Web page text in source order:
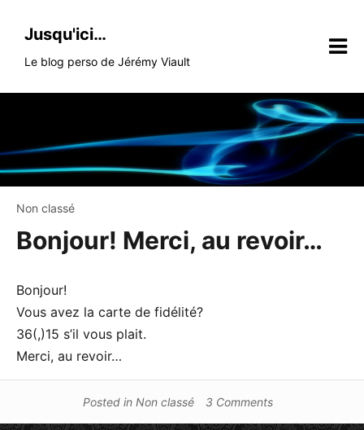
Jusqu'ici…
Le blog perso de Jérémy Viault
Non classé
Bonjour! Merci, au revoir…
Bonjour!
Vous avez la carte de fidélité?
36(,)15 s’il vous plait.
Merci, au revoir…
Posted in Non classé 3 Comments